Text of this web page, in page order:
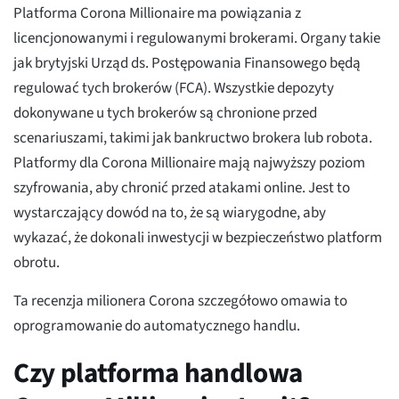
Platforma Corona Millionaire ma powiązania z
licencjonowanymi i regulowanymi brokerami. Organy takie
jak brytyjski Urząd ds. Postępowania Finansowego będą
regulować tych brokerów (FCA). Wszystkie depozyty
dokonywane u tych brokerów są chronione przed
scenariuszami, takimi jak bankructwo brokera lub robota.
Platformy dla Corona Millionaire mają najwyższy poziom
szyfrowania, aby chronić przed atakami online. Jest to
wystarczający dowód na to, że są wiarygodne, aby
wykazać, że dokonali inwestycji w bezpieczeństwo platform
obrotu.
Ta recenzja milionera Corona szczegółowo omawia to
oprogramowanie do automatycznego handlu.
Czy platforma handlowa